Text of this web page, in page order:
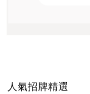
人氣招牌精選